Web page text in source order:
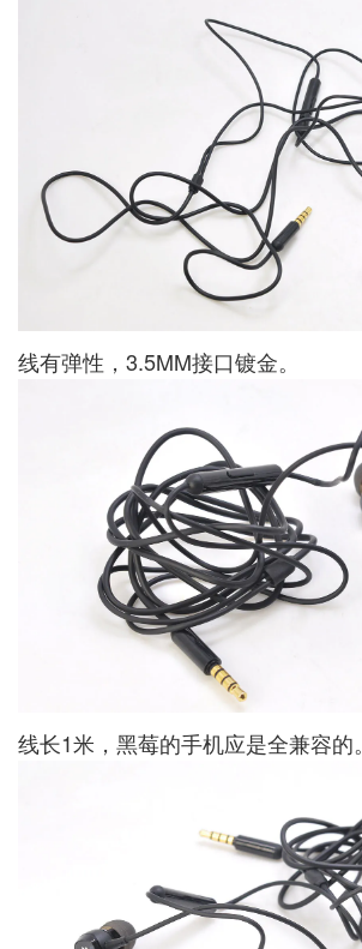
线有弹性，3.5MM接口镀金。
线长1米，黑莓的手机应是全兼容的。